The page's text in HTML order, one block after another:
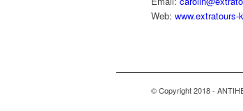
Web: www.extratours-
© Copyright 2018 -